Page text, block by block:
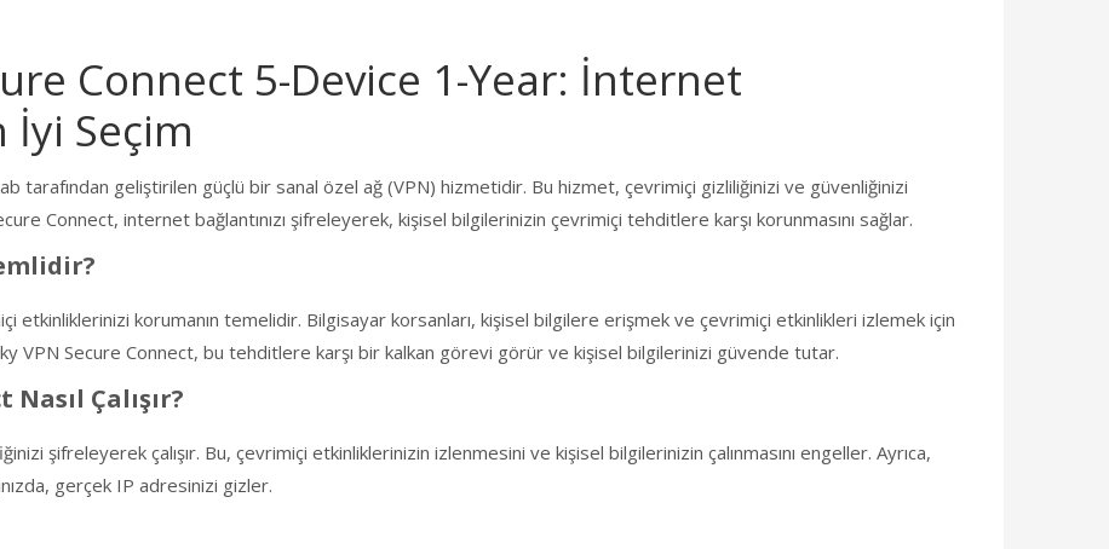
Connect 5-Device 1-Year: İnternet
İyi Seçim
tarafından geliştirilen güçlü bir sanal özel ağ (VPN) hizmetidir. Bu hizmet, çevrimiçi gizliliğinizi ve güvenliğinizi
Connect, internet bağlantınızı şifreleyerek, kişisel bilgilerinizin çevrimiçi tehditlere karşı korunmasını sağlar.
etkinliklerinizi korumanın temelidir. Bilgisayar korsanları, kişisel bilgilere erişmek ve çevrimiçi etkinlikleri izlemek için
VPN Secure Connect, bu tehditlere karşı bir kalkan görevi görür ve kişisel bilgilerinizi güvende tutar.
Çalışır?
şifreleyerek çalışır. Bu, çevrimiçi etkinliklerinizin izlenmesini ve kişisel bilgilerinizin çalınmasını engeller. Ayrıca,
gerçek IP adresinizi gizler.